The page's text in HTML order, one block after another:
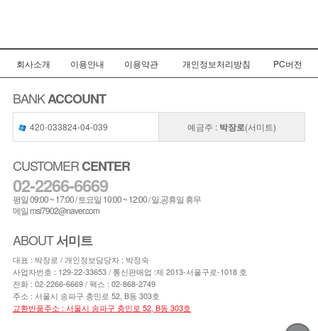
회사소개 이용안내 이용약관 개인정보처리방침 PC버전
BANKACCOUNT
420-033824-04-039 예금주 : 박장로(서미트)
CUSTOMERCENTER
02-2266-6669
평일 09:00 ~ 17:00 / 토요일 10:00 ~ 12:00 / 일,공휴일 휴무
메일 msi7902@naver.com
ABOUT서미트
대표 : 박장로 / 개인정보담당자 : 박정숙
사업자번호 : 129-22-33653 / 통신판매업 :제 2013-서울구로-1018 호
전화 : 02-2266-6669/ 팩스 : 02-868-2749
주소 : 서울시 송파구 충민로 52, B동 303호
교환반품주소 : 서울시 송파구 충민로 52, B동 303호